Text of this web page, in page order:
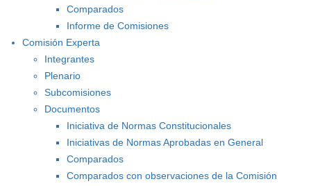
Comparados
Informe de Comisiones
Comisión Experta
Integrantes
Plenario
Subcomisiones
Documentos
Iniciativa de Normas Constitucionales
Iniciativas de Normas Aprobadas en General
Comparados
Comparados con observaciones de la Comisión